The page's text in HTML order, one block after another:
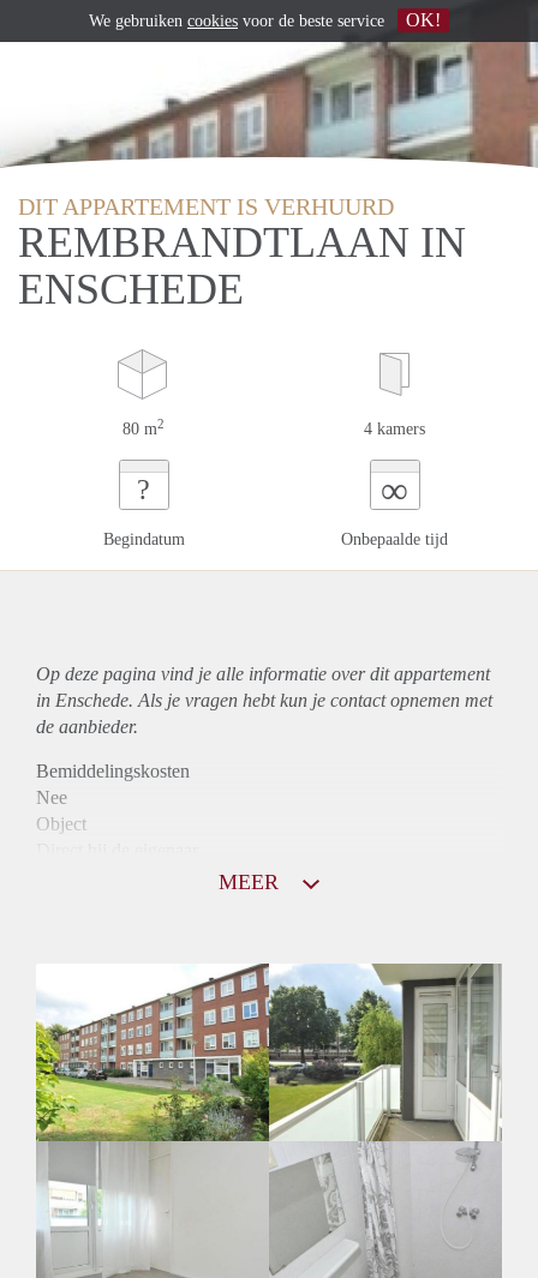
DIT APPARTEMENT IS VERHUURD
REMBRANDTLAAN IN
ENSCHEDE
80 m2 4 kamers
?
Begindatum
∞
Onbepaalde tijd
Op deze pagina vind je alle informatie over ditappartement
in Enschede. Als je vragen hebt kun je contact opnemen met
de aanbieder.
Bemiddelingskosten
Nee
Object
Mogelijk
Inkomen eis
N.V.T.
Huurtermijn
Onbepaalde termijn
Oplevering
MEER
We gebruiken cookies voor de beste service OK!